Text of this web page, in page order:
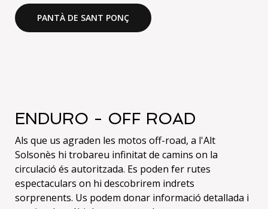
PANTÀ DE SANT PONÇ
ENDURO - OFF ROAD
Als que us agraden les motos off-road, a l'Alt
Solsonès hi trobareu infinitat de camins on la
circulació és autoritzada. Es poden fer rutes
espectaculars on hi descobrirem indrets
sorprenents. Us podem donar informació detallada i